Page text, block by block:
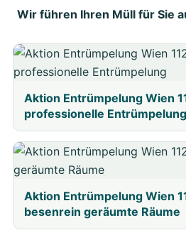
Wir führen Ihren Müll für Sie
Aktion Entrümpelung Wien
professionelle Entrümpelung
Aktion Entrümpelung Wien
besenrein geräumte Räume